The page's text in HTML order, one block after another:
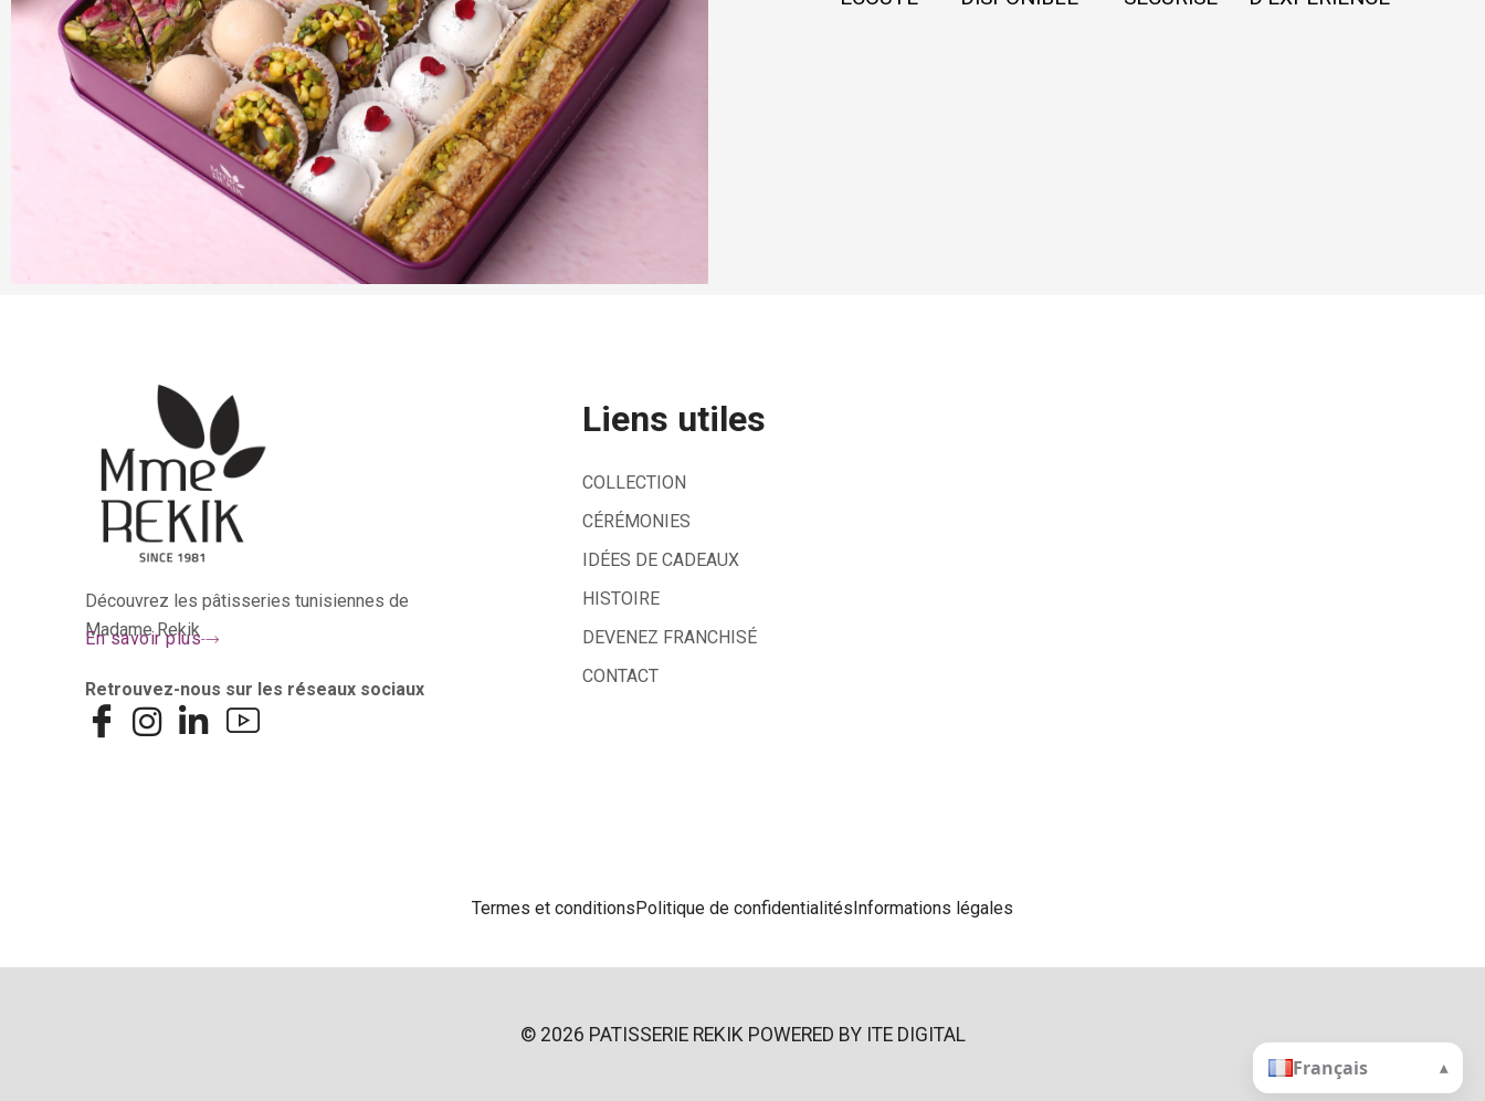
Découvrez les pâtisseries tunisiennes de
Madame Rekik
En savoir plus
Retrouvez-nous sur les réseaux sociaux
Liens utiles
COLLECTION
CÉRÉMONIES
IDÉES DE CADEAUX
HISTOIRE
DEVENEZ FRANCHISÉ
CONTACT
Termes et conditionsPolitique de confidentialitésInformations légales
Français ▴
© 2026 PATISSERIE REKIK POWERED BY ITE DIGITAL